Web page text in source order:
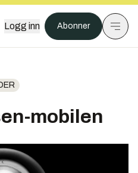
Logg inn Abonner
mobilen